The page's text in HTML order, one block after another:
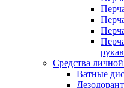
Средства
Ватные